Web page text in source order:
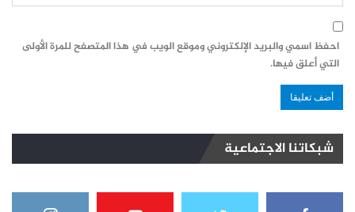
احفظ اسمي والبريد الإلكتروني وموقع الويب في هذا المتصفح للمرة الأولى
التي أعلق فيها.
شبكاتنا الاجتماعية